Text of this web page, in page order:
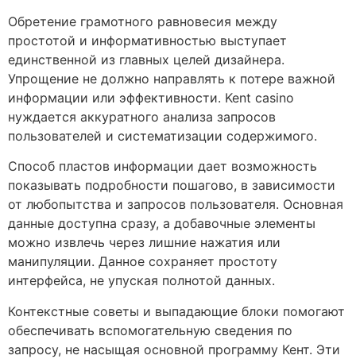
Обретение грамотного равновесия между
простотой и информативностью выступает
единственной из главных целей дизайнера.
Упрощение не должно направлять к потере важной
информации или эффективности. Kent casino
нуждается аккуратного анализа запросов
пользователей и систематизации содержимого.
Способ пластов информации дает возможность
показывать подробности пошагово, в зависимости
от любопытства и запросов пользователя. Основная
данные доступна сразу, а добавочные элементы
можно извлечь через лишние нажатия или
манипуляции. Данное сохраняет простоту
интерфейса, не упуская полнотой данных.
Контекстные советы и выпадающие блоки помогают
обеспечивать вспомогательную сведения по
запросу, не насыщая основной программу Кент. Эти